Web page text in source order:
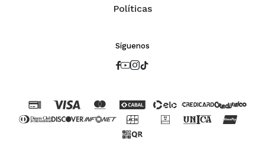
Políticas
Síguenos
